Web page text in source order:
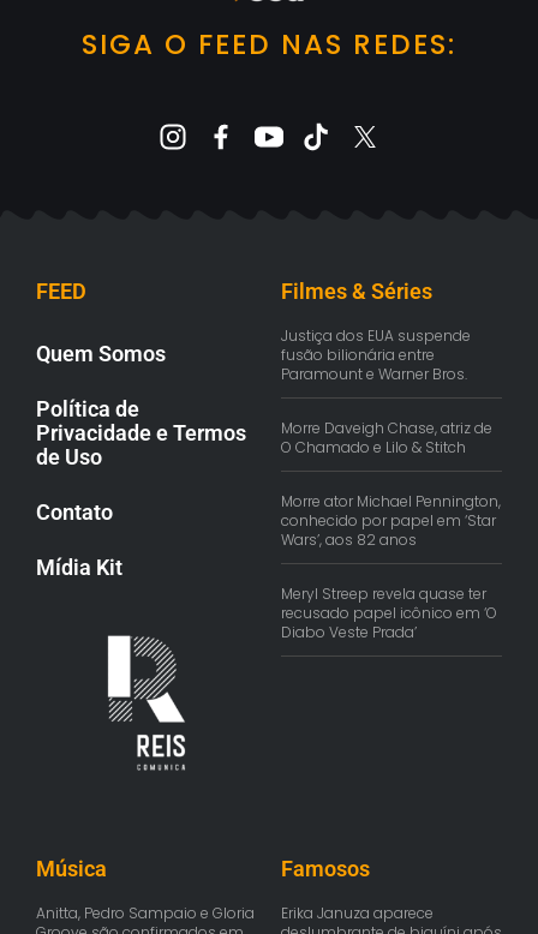
SIGA O FEED NAS REDES:
FEED
Quem Somos
Política de
Privacidade e Termos
de Uso
Contato
Mídia Kit
Filmes & Séries
Justiça dos EUA suspende
fusão bilionária entre
Paramount e Warner Bros.
Morre Daveigh Chase, atriz de
O Chamado e Lilo & Stitch
Morre ator Michael Pennington,
conhecido por papel em ‘Star
Wars’, aos 82 anos
Meryl Streep revela quase ter
recusado papel icônico em ‘O
Diabo Veste Prada’
Música
Anitta, Pedro Sampaio e Gloria
Famosos
Erika Januza aparece